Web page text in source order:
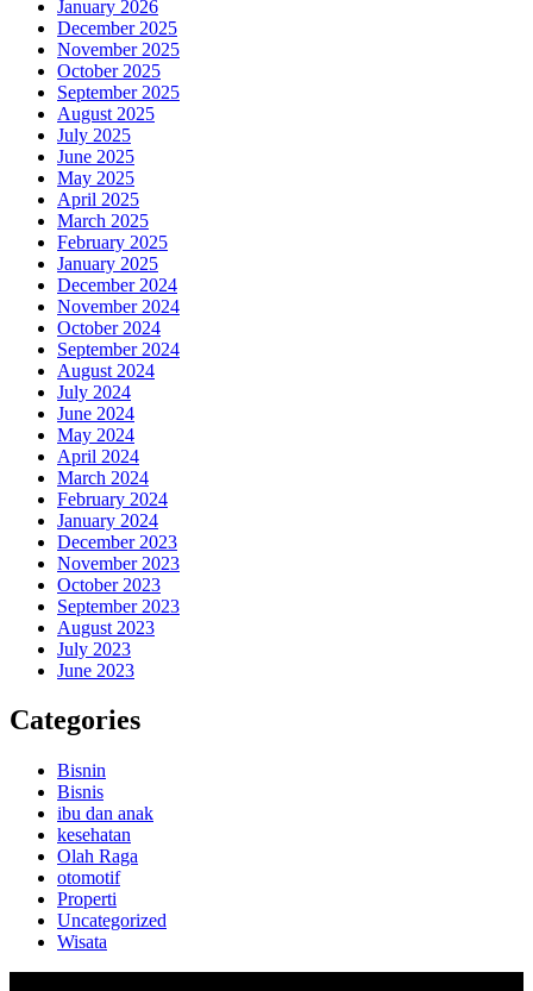
January 2026
December 2025
November 2025
October 2025
September 2025
August 2025
July 2025
June 2025
May 2025
April 2025
March 2025
February 2025
January 2025
December 2024
November 2024
October 2024
September 2024
August 2024
July 2024
June 2024
May 2024
April 2024
March 2024
February 2024
January 2024
December 2023
November 2023
October 2023
September 2023
August 2023
July 2023
June 2023
Categories
Bisnin
Bisnis
ibu dan anak
kesehatan
Olah Raga
otomotif
Properti
Uncategorized
Wisata